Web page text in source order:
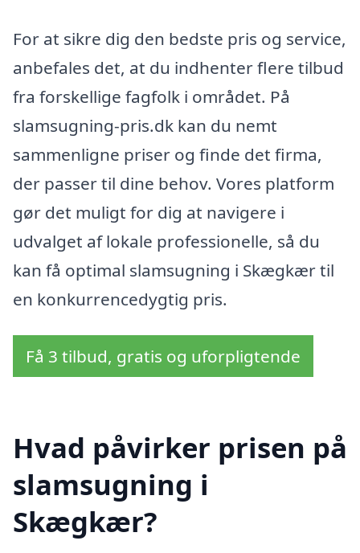
For at sikre dig den bedste pris og service,
anbefales det, at du indhenter flere tilbud
fra forskellige fagfolk i området. På
slamsugning-pris.dk kan du nemt
sammenligne priser og finde det firma,
der passer til dine behov. Vores platform
gør det muligt for dig at navigere i
udvalget af lokale professionelle, så du
kan få optimal slamsugning i Skægkær til
en konkurrencedygtig pris.
Få 3 tilbud, gratis og uforpligtende
Hvad påvirker prisen på
slamsugning i
Skægkær?